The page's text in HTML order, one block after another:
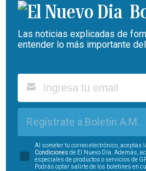
Las noticias explicadas de
entender lo más importante
Regístrate a Boletín A.M.
Al someter tu correo electrónico, aceptas
Condiciones de El Nuevo Día. Además,
especiales de productos o servicios de
Podrás optar salirte de los boletines en